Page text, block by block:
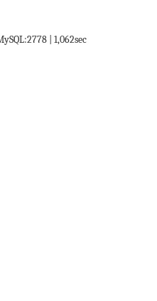
| 1,062sec